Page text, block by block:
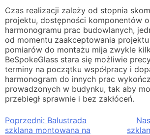
Czas realizacji zależy od stopnia
projektu, dostępności komponentów
harmonogramu prac budowlanych,
od momentu zaakceptowania
pomiarów do montażu mija zwykle
BeSpokeGlass stara się możliwie
terminy na początku współpracy i
harmonogram do innych prac
prowadzonych w budynku, tak aby
przebiegł sprawnie i bez zakłóceń.
Nawigacja
Poprzedni: Balustrada
szklana montowana na